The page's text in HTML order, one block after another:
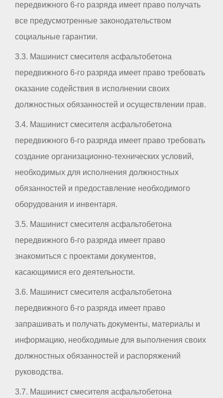
передвижного 6-го разряда имеет право получать
все предусмотренные законодательством
социальные гарантии.
3.3. Машинист смесителя асфальтобетона
передвижного 6-го разряда имеет право требовать
оказание содействия в исполнении своих
должностных обязанностей и осуществлении прав.
3.4. Машинист смесителя асфальтобетона
передвижного 6-го разряда имеет право требовать
создание организационно-технических условий,
необходимых для исполнения должностных
обязанностей и предоставление необходимого
оборудования и инвентаря.
3.5. Машинист смесителя асфальтобетона
передвижного 6-го разряда имеет право
знакомиться с проектами документов,
касающимися его деятельности.
3.6. Машинист смесителя асфальтобетона
передвижного 6-го разряда имеет право
запрашивать и получать документы, материалы и
информацию, необходимые для выполнения своих
должностных обязанностей и распоряжений
руководства.
3.7. Машинист смесителя асфальтобетона